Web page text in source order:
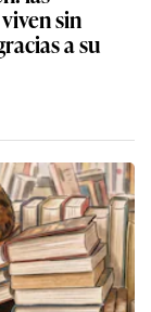
sin
a su